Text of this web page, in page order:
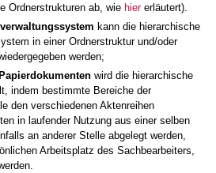
Ordnerstrukturen ab, wie hiererläutert).
kann die hierarchische
in einer Ordnerstruktur und/oder
werden;
wird die hierarchische
indem bestimmte Bereiche der
den verschiedenen Aktenreihen
in laufender Nutzung aus einer selben
an anderer Stelle abgelegt werden,
Arbeitsplatz des Sachbearbeiters,